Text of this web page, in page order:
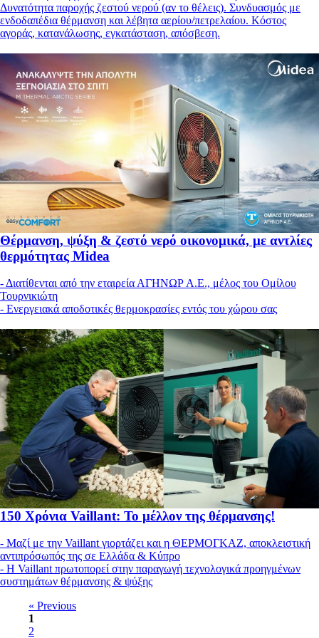
Δυνατότητα παροχής ζεστού νερού (αν το θέλεις). Συνδυασμός με
ενδοδαπέδια θέρμανση και λέβητα αερίου/πετρελαίου. Κόστος
αγοράς, κατανάλωσης, εγκατάσταση, απόσβεση.
Θέρμανση, ψύξη & ζεστό νερό οικονομικά, με αντλίες
θερμότητας Midea
- Διατίθενται από την εταιρεία ΑΓΗΝΩΡ Α.Ε., μέλος του Ομίλου
Τουρνικιώτη
- Eνεργειακά αποδοτικές θερμοκρασίες εντός του χώρου σας
150 Χρόνια Vaillant: Το μέλλον της θέρμανσης!
- Μαζί με την Vaillant γιορτάζει και η ΘΕΡΜΟΓΚΑΖ, αποκλειστική
αντιπρόσωπός της σε Ελλάδα & Κύπρο
- Η Vaillant πρωτοπορεί στην παραγωγή τεχνολογικά προηγμένων
συστημάτων θέρμανσης & ψύξης
« Previous
1
2